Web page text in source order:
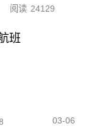
阅读 24129
班
03-06